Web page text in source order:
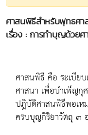
ศาสนพิธีสำหรับพุทธศา
เรื่อง : การทำบุญด้วย
ศาสนพิธี คือ ระเบีย
ศาสนา เพื่อบำเพ็ญกุ
ปฎิบัติศาสนพิธีพอเห
ครบบุญกิริยาวัตถุ ๓